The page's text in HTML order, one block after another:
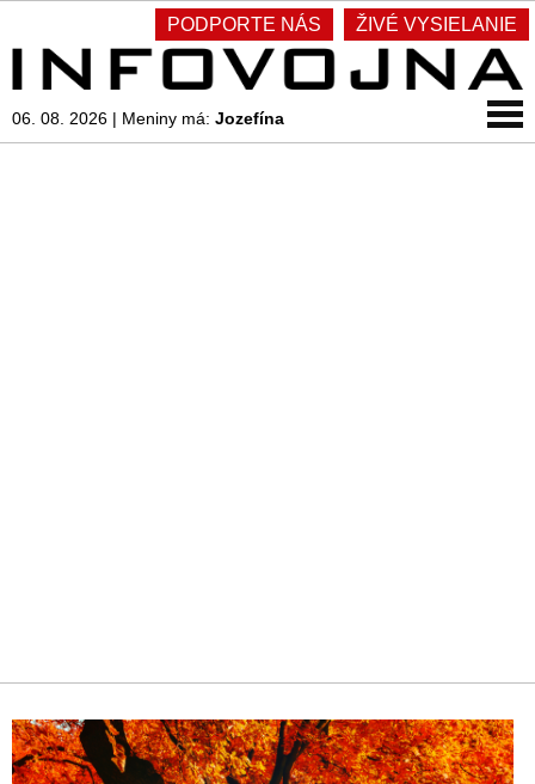
PODPORTE NÁS ŽIVÉ VYSIELANIE
06. 08. 2026 | Meniny má: Jozefína